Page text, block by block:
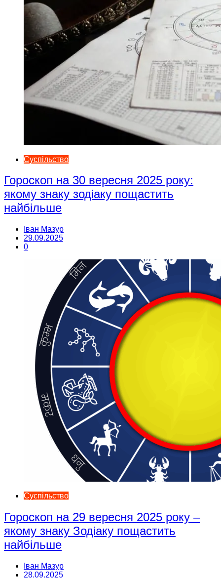
Суспільство
Гороскоп на 30 вересня 2025 року:
якому знаку зодіаку пощастить
найбільше
Іван Мазур
29.09.2025
0
Суспільство
Гороскоп на 29 вересня 2025 року –
якому знаку Зодіаку пощастить
найбільше
Іван Мазур
28.09.2025